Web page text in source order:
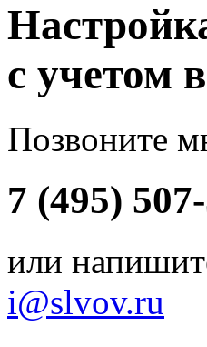
с учетом
Позвоните
7 (495)
или
i@slvov.ru